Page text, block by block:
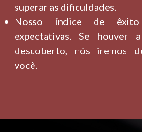
superar as dificuldades.
Nosso índice de
expectativas. Se houver
descoberto, nós iremos
você.